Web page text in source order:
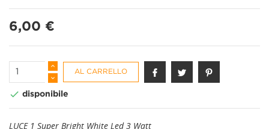
6,00 €
AL CARRELLO
 disponibile
LUCE 1 Super Bright White Led 3 Watt